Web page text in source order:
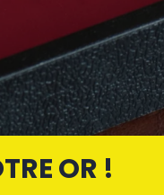
OR !